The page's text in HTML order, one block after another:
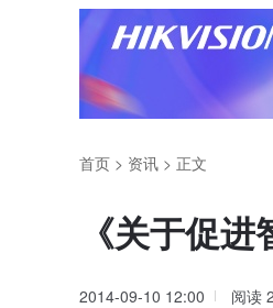
首页 > 资讯 > 正文
《关于促
2014-09-10 12:00 阅读